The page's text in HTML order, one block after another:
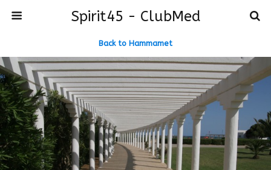
Spirit45 - ClubMed
Back to Hammamet